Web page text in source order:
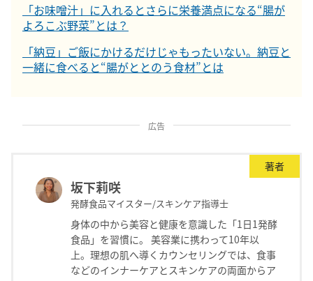
「お味噌汁」に入れるとさらに栄養満点になる“腸が
よろこぶ野菜”とは？
「納豆」ご飯にかけるだけじゃもったいない。納豆と
一緒に食べると“腸がととのう食材”とは
広告
著者
坂下莉咲
発酵食品マイスター/スキンケア指導士
身体の中から美容と健康を意識した「1日1発酵
食品」を習慣に。 美容業に携わって10年以
上。理想の肌へ導くカウンセリングでは、食事
などのインナーケアとスキンケアの両面からア